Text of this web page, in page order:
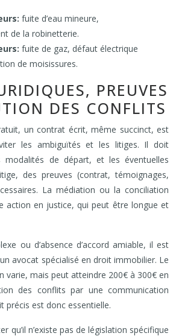
fuite d’eau mineure,
de la robinetterie.
fuite de gaz, défaut électrique
de moisissures.
PREUVES
DES CONFLITS
un contrat écrit, même succinct, est
les ambiguïtés et les litiges. Il doit
modalités de départ, et les éventuelles
des preuves (contrat, témoignages,
La médiation ou la conciliation
action en justice, qui peut être longue et
ou d’absence d’accord amiable, il est
avocat spécialisé en droit immobilier. Le
varie, mais peut atteindre 200€ à 300€ en
des conflits par une communication
précis est donc essentielle.
qu’il n’existe pas de législation spécifique